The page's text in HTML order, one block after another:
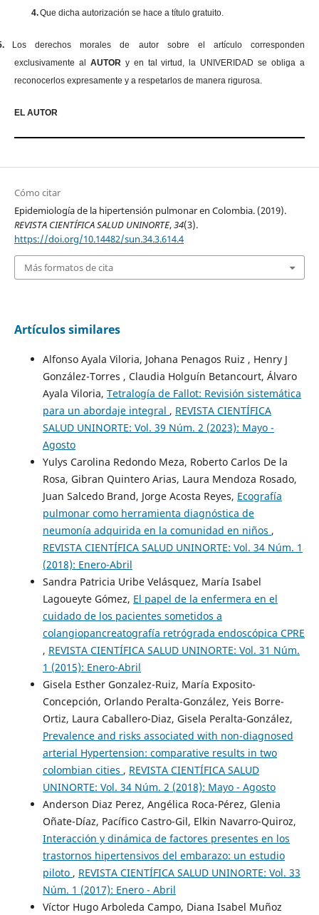
4.Que dicha autorización se hace a título gratuito.
Los derechos morales de autor sobre el artículo corresponden
exclusivamente al AUTOR y en tal virtud, la UNIVERIDAD se obliga a
reconocerlos expresamente y a respetarlos de manera rigurosa.
EL AUTOR
Cómo citar
Epidemiología de la hipertensión pulmonar en Colombia. (2019).
REVISTA CIENTÍFICA SALUD UNINORTE,34(3).
https://doi.org/10.14482/sun.34.3.614.4
Más formatos de cita
Artículos similares
Alfonso Ayala Viloria, Johana Penagos Ruiz , Henry J
González-Torres , Claudia Holguín Betancourt, Álvaro
Ayala Viloria, Tetralogía de Fallot: Revisión sistemática
para un abordaje integral , REVISTA CIENTÍFICA
SALUD UNINORTE: Vol. 39 Núm. 2 (2023): Mayo -
Agosto
Yulys Carolina Redondo Meza, Roberto Carlos De la
Rosa, Gibran Quintero Arias, Laura Mendoza Rosado,
Juan Salcedo Brand, Jorge Acosta Reyes, Ecografía
pulmonar como herramienta diagnóstica de
neumonía adquirida en la comunidad en niños ,
REVISTA CIENTÍFICA SALUD UNINORTE: Vol. 34 Núm. 1
(2018): Enero-Abril
Sandra Patricia Uribe Velásquez, María Isabel
Lagoueyte Gómez, El papel de la enfermera en el
cuidado de los pacientes sometidos a
colangiopancreatografía retrógrada endoscópica CPRE
, REVISTA CIENTÍFICA SALUD UNINORTE: Vol. 31 Núm.
1 (2015): Enero-Abril
Gisela Esther Gonzalez-Ruiz, María Exposito-
Concepción, Orlando Peralta-González, Yeis Borre-
Ortiz, Laura Caballero-Diaz, Gisela Peralta-González,
Prevalence and risks associated with non-diagnosed
arterial Hypertension: comparative results in two
colombian cities , REVISTA CIENTÍFICA SALUD
UNINORTE: Vol. 34 Núm. 2 (2018): Mayo - Agosto
Anderson Diaz Perez, Angélica Roca-Pérez, Glenia
Oñate-Díaz, Pacífico Castro-Gil, Elkin Navarro-Quiroz,
Interacción y dinámica de factores presentes en los
trastornos hipertensivos del embarazo: un estudio
piloto , REVISTA CIENTÍFICA SALUD UNINORTE: Vol. 33
Núm. 1 (2017): Enero - Abril
Víctor Hugo Arboleda Campo, Diana Isabel Muñoz